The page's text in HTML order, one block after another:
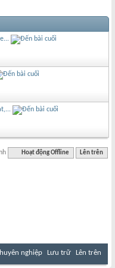
Hoạt động Offline Lên trên
nghiệp Lưu trữ Lên trên